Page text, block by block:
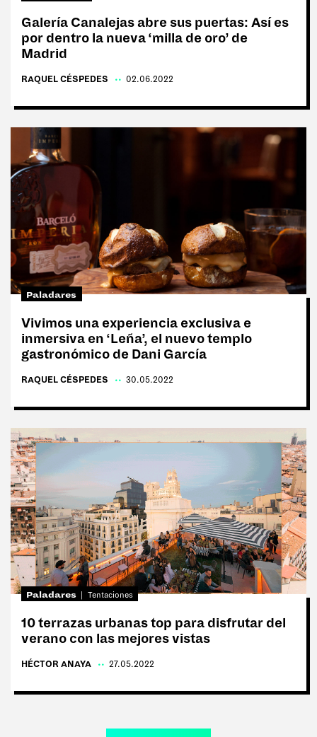
Galería Canalejas abre sus puertas: Así es
por dentro la nueva ‘milla de oro’ de
Madrid
RAQUEL CÉSPEDES 02.06.2022
Paladares
Vivimos una experiencia exclusiva e
inmersiva en ‘Leña’, el nuevo templo
gastronómico de Dani García
RAQUEL CÉSPEDES 30.05.2022
Paladares Tentaciones
10 terrazas urbanas top para disfrutar del
verano con las mejores vistas
HÉCTOR ANAYA 27.05.2022